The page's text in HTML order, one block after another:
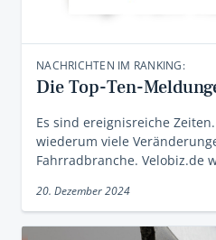
NACHRICHTEN IM RANKING:
Die Top-Ten-
Es sind ereignisreiche
wiederum viele
Fahrradbranche. Velobiz.de
20. Dezember 2024